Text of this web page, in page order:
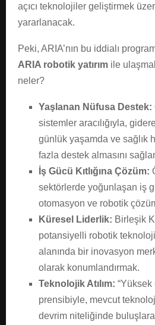
açıcı teknolojiler geliştirmek
yararlanacak.
Peki, ARIA’nın bu iddialı
ARIA robotik yatırım ile
neler?
Yaşlanan Nüfusa Destek:
sistemler aracılığıyla,
günlük yaşamda ve sağlık
fazla destek almasını
İş Gücü Kıtlığına Çözüm:
sektörlerde yoğunlaşan iş
otomasyon ve robotik
Küresel Liderlik: Birleşik
potansiyelli robotik
alanında bir inovasyon
olarak konumlandırmak.
Teknolojik Atılım: “Yüksek
prensibiyle, mevcut
devrim niteliğinde